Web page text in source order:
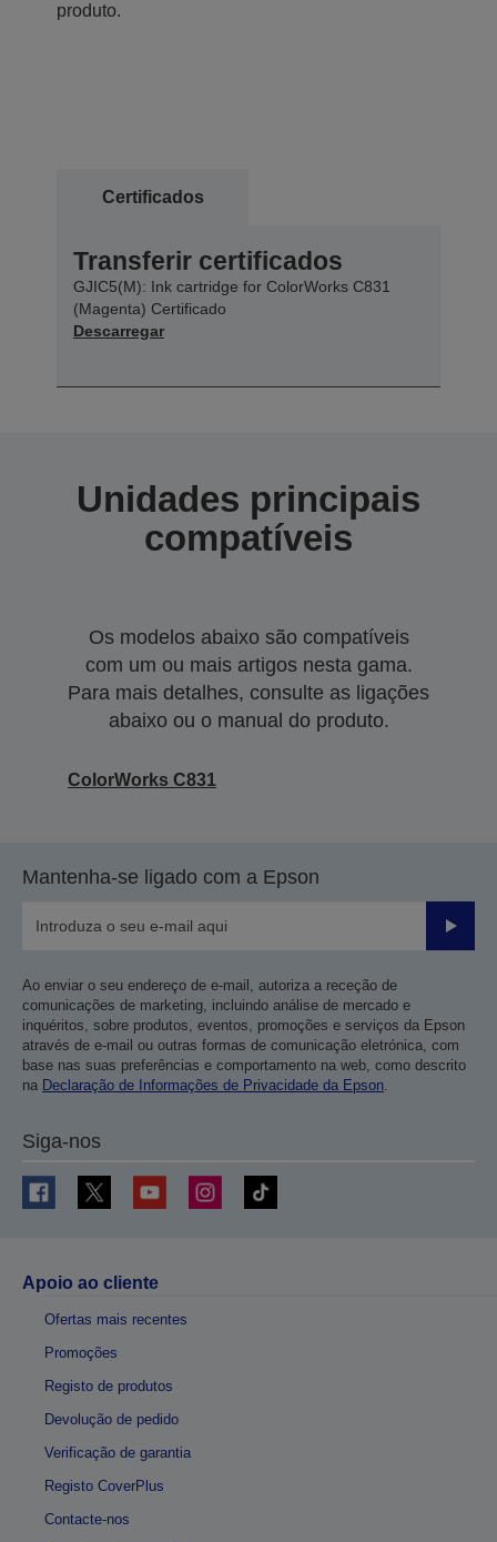
produto.
Certificados
Transferir certificados
GJIC5(M): Ink cartridge for ColorWorks C831
(Magenta) Certificado
Descarregar
Unidades principais
compatíveis
Os modelos abaixo são compatíveis
com um ou mais artigos nesta gama.
Para mais detalhes, consulte as ligações
abaixo ou o manual do produto.
ColorWorks C831
Mantenha-se ligado com a Epson
Enviar
Ao enviar o seu endereço de e-mail, autoriza a receção de
comunicações de marketing, incluindo análise de mercado e
inquéritos, sobre produtos, eventos, promoções e serviços da Epson
através de e-mail ou outras formas de comunicação eletrónica, com
base nas suas preferências e comportamento na web, como descrito
na Declaração de Informações de Privacidade da Epson
Siga-nos
Apoio ao cliente
Ofertas mais recentes
Promoções
Registo de produtos
Devolução de pedido
Verificação de garantia
Registo CoverPlus
Contacte-nos